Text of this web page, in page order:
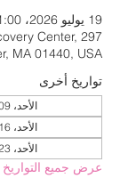
19 يوليو 2026، 1:00 م – 4:00 م
Center, 297
MA 01440, USA
تواريخ أخرى
الأحد، 09 أغسطس، 1:00 م
الأحد، 16 أغسطس، 1:00 م
الأحد، 23 أغسطس، 1:00 م
عرض جميع التواريخ 15